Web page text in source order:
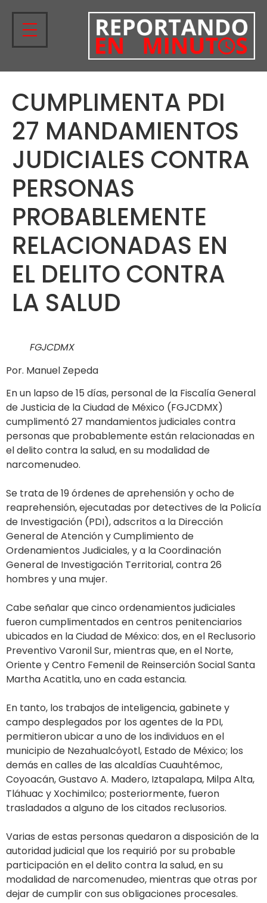
CUMPLIMENTA PDI
27 MANDAMIENTOS
JUDICIALES CONTRA
PERSONAS
PROBABLEMENTE
RELACIONADAS EN
EL DELITO CONTRA
LA SALUD
FGJCDMX
Por. Manuel Zepeda
En un lapso de 15 días, personal de la Fiscalía General
de Justicia de la Ciudad de México (FGJCDMX)
cumplimentó 27 mandamientos judiciales contra
personas que probablemente están relacionadas en
el delito contra la salud, en su modalidad de
narcomenudeo.
Se trata de 19 órdenes de aprehensión y ocho de
reaprehensión, ejecutadas por detectives de la Policía
de Investigación (PDI), adscritos a la Dirección
General de Atención y Cumplimiento de
Ordenamientos Judiciales, y a la Coordinación
General de Investigación Territorial, contra 26
hombres y una mujer.
Cabe señalar que cinco ordenamientos judiciales
fueron cumplimentados en centros penitenciarios
ubicados en la Ciudad de México: dos, en el Reclusorio
Preventivo Varonil Sur, mientras que, en el Norte,
Oriente y Centro Femenil de Reinserción Social Santa
Martha Acatitla, uno en cada estancia.
En tanto, los trabajos de inteligencia, gabinete y
campo desplegados por los agentes de la PDI,
permitieron ubicar a uno de los individuos en el
municipio de Nezahualcóyotl, Estado de México; los
demás en calles de las alcaldías Cuauhtémoc,
Coyoacán, Gustavo A. Madero, Iztapalapa, Milpa Alta,
Tláhuac y Xochimilco; posteriormente, fueron
trasladados a alguno de los citados reclusorios.
Varias de estas personas quedaron a disposición de la
autoridad judicial que los requirió por su probable
participación en el delito contra la salud, en su
modalidad de narcomenudeo, mientras que otras por
dejar de cumplir con sus obligaciones procesales.